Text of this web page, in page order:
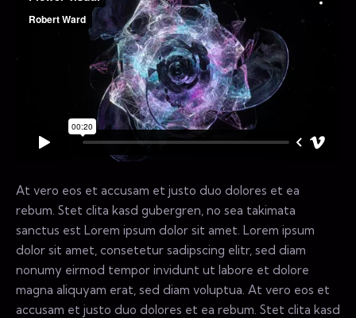
At vero eos et accusam et justo duo dolores et ea
rebum. Stet clita kasd gubergren, no sea takimata
sanctus est Lorem ipsum dolor sit amet. Lorem ipsum
dolor sit amet, consetetur sadipscing elitr, sed diam
nonumy eirmod tempor invidunt ut labore et dolore
magna aliquyam erat, sed diam voluptua. At vero eos et
accusam et justo duo dolores et ea rebum. Stet clita kasd